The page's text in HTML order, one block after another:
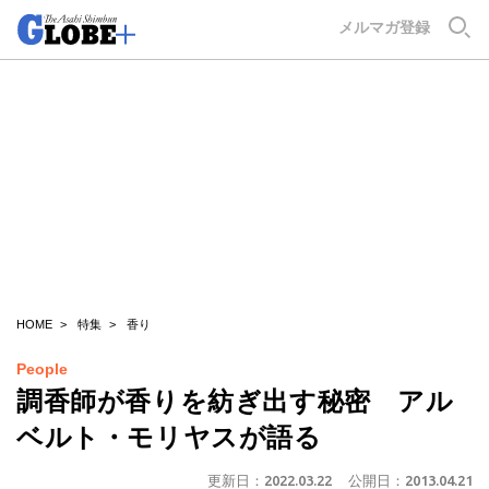
メルマガ登録
HOME 特集 香り
People
調香師が香りを紡ぎ出す秘密 アル
ベルト・モリヤスが語る
更新日： 2022.03.22 公開日： 2013.04.21